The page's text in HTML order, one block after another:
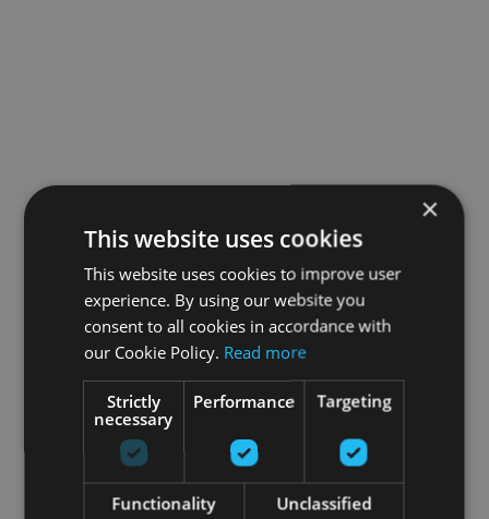
×
This website uses cookies
This website uses cookies to improve user
experience. By using our website you
consent to all cookies in accordance with
our Cookie Policy. Read more
Strictly
necessary
Performance Targeting
Functionality Unclassified